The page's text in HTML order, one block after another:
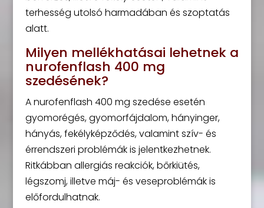
terhesség utolsó harmadában és szoptatás
alatt.
Milyen mellékhatásai lehetnek a
nurofenflash 400 mg
szedésének?
A nurofenflash 400 mg szedése esetén
gyomorégés, gyomorfájdalom, hányinger,
hányás, fekélyképződés, valamint szív- és
érrendszeri problémák is jelentkezhetnek.
Ritkábban allergiás reakciók, bőrkiütés,
légszomj, illetve máj- és veseproblémák is
előfordulhatnak.